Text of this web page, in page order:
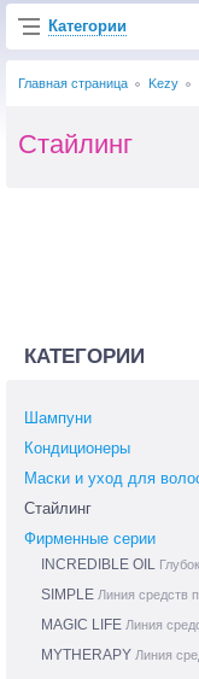
Категории
Главная страница Kezy
Стайлинг
КАТЕГОРИИ
Шампуни
Кондиционеры
Маски и уход для
Стайлинг
Фирменные серии
INCREDIBLE OIL
SIMPLE Линия средств
MAGIC LIFE Линия
MYTHERAPY Линия